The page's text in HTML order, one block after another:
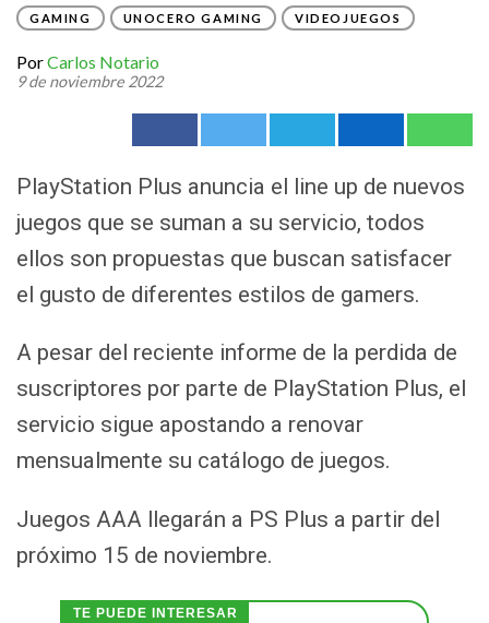
GAMING UNOCERO GAMING VIDEOJUEGOS
PorCarlos Notario
9 de noviembre 2022
PlayStation Plus anuncia el line up de nuevos
juegos que se suman a su servicio, todos
ellos son propuestas que buscan satisfacer
el gusto de diferentes estilos de gamers.
A pesar del reciente informe de la perdida de
suscriptores por parte de PlayStation Plus, el
servicio sigue apostando a renovar
mensualmente su catálogo de juegos.
Juegos AAA llegarán a PS Plus a partir del
próximo 15 de noviembre.